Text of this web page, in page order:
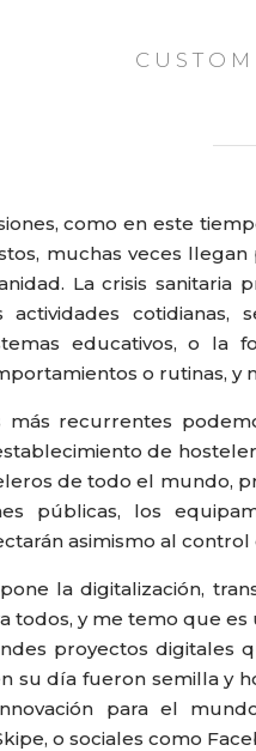
como en este
muchas veces
La crisis sanitaria
actividades
educativos, o la
o rutinas,
más recurrentes
de
de todo el mundo,
públicas, los
asimismo al
la digitalización,
todos, y me temo que
proyectos digitales
su día fueron semilla y
para el
o sociales como